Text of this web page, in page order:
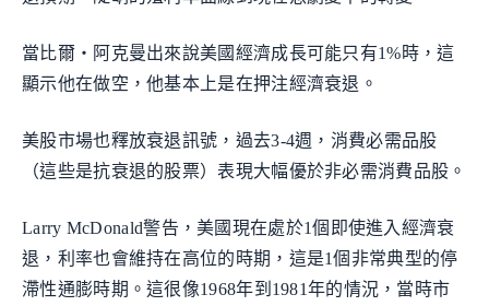
當比爾・阿克曼出來說美國經濟成長可能只有1%時，這
顯示他在做空，他基本上是在押注經濟衰退。
美股市場也釋放衰退訊號，過去3-4週，消費必需品股
（這些是抗衰退的股票）表現大幅優於非必需消費品股。
Larry McDonald警告，美國現在處於1個即使進入經濟衰
退，利率也會維持在高位的時期，這是1個非常典型的停
滯性通膨時期。這很像1968年到1981年的情況，當時市